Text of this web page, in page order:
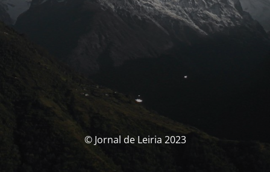
© Jornal de Leiria 2023